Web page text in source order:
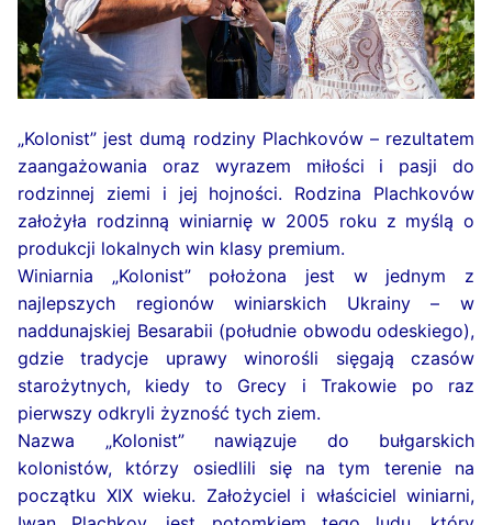
„Kolonist” jest dumą rodziny Plachkovów – rezultatem
zaangażowania oraz wyrazem miłości i pasji do
rodzinnej ziemi i jej hojności. Rodzina Plachkovów
założyła rodzinną winiarnię w 2005 roku z myślą o
produkcji lokalnych win klasy premium.
Winiarnia „Kolonist” położona jest w jednym z
najlepszych regionów winiarskich Ukrainy – w
naddunajskiej Besarabii (południe obwodu odeskiego),
gdzie tradycje uprawy winorośli sięgają czasów
starożytnych, kiedy to Grecy i Trakowie po raz
pierwszy odkryli żyzność tych ziem.
Nazwa „Kolonist” nawiązuje do bułgarskich
kolonistów, którzy osiedlili się na tym terenie na
początku XIX wieku. Założyciel i właściciel winiarni,